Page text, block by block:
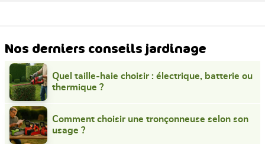
Nos derniers conseils jardinage
Quel taille-haie choisir : électrique, batterie ou
thermique ?
Comment choisir une tronçonneuse selon son
usage ?